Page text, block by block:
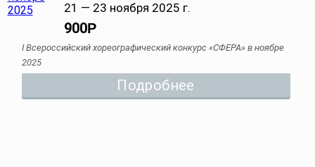
21 — 23 ноября 2025 г.
900Р
I Всероссийский хореографический конкурс «СФЕРА» в ноябре
2025
Подробнее